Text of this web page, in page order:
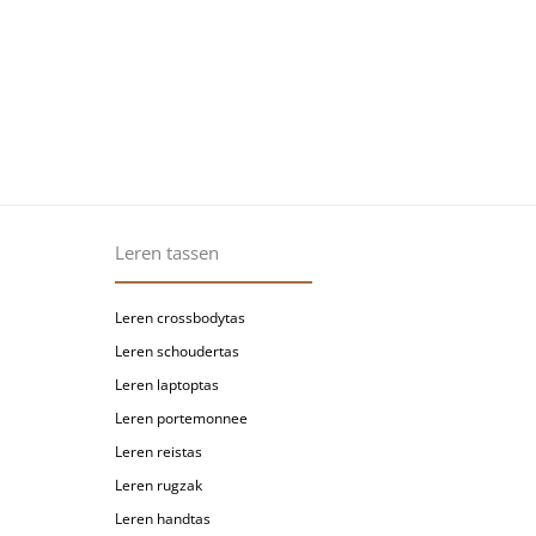
Leren tassen
Leren crossbodytas
Leren schoudertas
Leren laptoptas
Leren portemonnee
Leren reistas
Leren rugzak
Leren handtas